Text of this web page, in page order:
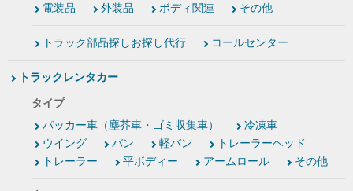
電装品
外装品 ボディ関連 その他
トラック部品探しお探し代行 コールセンター
トラックレンタカー
タイプ
パッカー車（塵芥車・ゴミ収集車）
冷凍車
ウイング
バン 軽バン
トレーラーヘッド
トレーラー
平ボディー アームロール その他